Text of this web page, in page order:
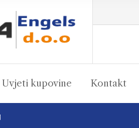
Uvjeti kupovine Kontakt